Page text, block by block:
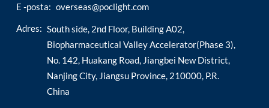
E -posta: overseas@poclight.com
Adres: South side, 2nd Floor, Building A02,
Biopharmaceutical Valley Accelerator(Phase 3),
No. 142, Huakang Road, Jiangbei New District,
Nanjing City, Jiangsu Province, 210000, P.R.
China